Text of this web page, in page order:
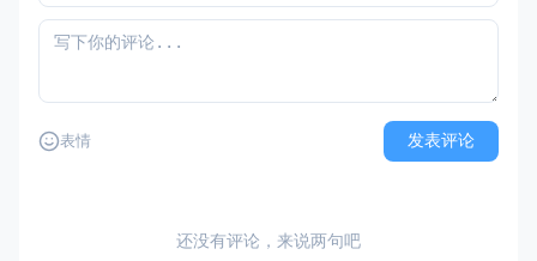
表情 发表评论
还没有评论，来说两句吧